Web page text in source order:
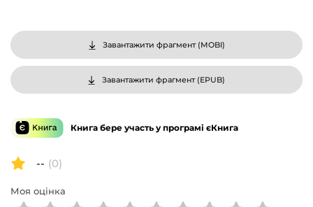
Завантажити фрагмент (MOBI)
Завантажити фрагмент (EPUB)
Книга бере участь у програмі єКнига
-- (0)
Моя оцінка